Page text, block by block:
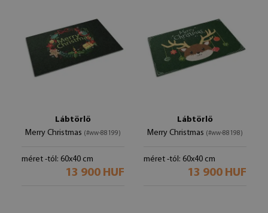
Lábtörlő
Merry Christmas (#ww-88199)
méret -tól: 60x40 cm
13 900 HUF
Lábtörlő
Merry Christmas (#ww-88198)
méret -tól: 60x40 cm
13 900 HUF